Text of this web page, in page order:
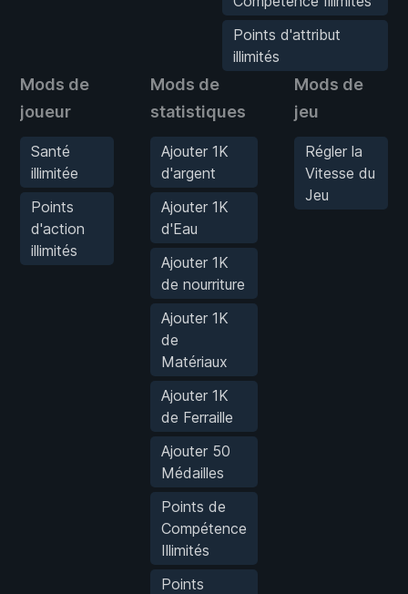
Points d'attribut
illimités
Mods de
joueur
Santé
illimitée
Points
d'action
illimités
Mods de
statistiques
Ajouter 1K
d'argent
Ajouter 1K
d'Eau
Ajouter 1K
de nourriture
Ajouter 1K
de
Matériaux
Ajouter 1K
de Ferraille
Ajouter 50
Médailles
Points de
Compétence
Illimités
Points
Mods de
jeu
Régler la
Vitesse du
Jeu